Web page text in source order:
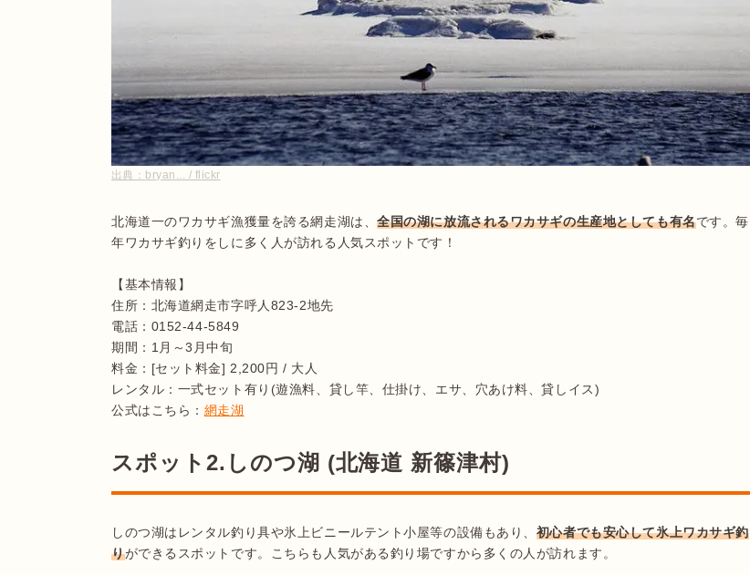
出典： bryan... / flickr
北海道一のワカサギ漁獲量を誇る網走湖は、全国の湖に放流されるワカサギの生産地としても有名です。毎
年ワカサギ釣りをしに多く人が訪れる人気スポットです！
【基本情報】
住所：北海道網走市字呼人823-2地先
電話：0152-44-5849
期間：1月～3月中旬
料金：[セット料金] 2,200円 / 大人
レンタル：一式セット有り(遊漁料、貸し竿、仕掛け、エサ、穴あけ料、貸しイス)
公式はこちら： 網走湖
スポット2.しのつ湖 (北海道 新篠津村)
しのつ湖はレンタル釣り具や氷上ビニールテント小屋等の設備もあり、 初心者でも安心して氷上ワカサギ釣
りができるスポットです。こちらも人気がある釣り場ですから多くの人が訪れます。